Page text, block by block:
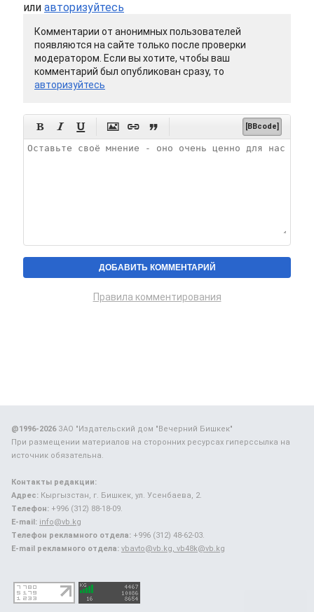
или авторизуйтесь
Комментарии от анонимных пользователей
появляются на сайте только после проверки
модератором. Если вы хотите, чтобы ваш
комментарий был опубликован сразу, то
авторизуйтесь
      [BBcode]
Правила комментирования
@1996-2026ЗАО "Издательский дом "Вечерний Бишкек"
При размещении материалов на сторонних ресурсах гиперссылка на
источник обязательна.
Контакты редакции:
Адрес: Кыргызстан, г. Бишкек, ул. Усенбаева, 2.
Телефон: +996 (312) 88-18-09.
E-mail: info@vb.kg
Телефон рекламного отдела: +996 (312) 48-62-03.
E-mail рекламного отдела: vbavto@vb.kg, vb48k@vb.kg